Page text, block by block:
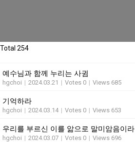
Total 254
예수님과 함께 누리는 사귐
hgchoi | 2024.03.21 | Votes 0 | Views 685
기억하라
hgchoi | 2024.03.14 | Votes 0 | Views 653
우리를 부르신 이를 앎으로 말미암음이라
hgchoi | 2024.03.07 | Votes 0 | Views 696